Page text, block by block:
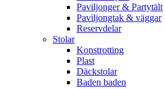
Paviljonger & Partytält
Paviljongtak & väggar
Reservdelar
Stolar
Konstrotting
Plast
Däckstolar
Baden baden